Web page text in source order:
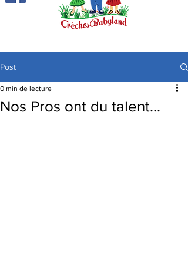
Post
Nos Pros ont du talent...
0 min de lecture